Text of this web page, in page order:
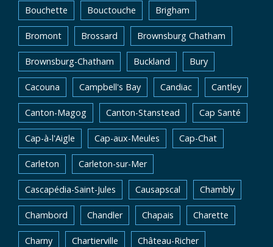
Bouchette Bouctouche Brigham
Bromont Brossard Brownsburg Chatham
Brownsburg-Chatham Buckland Bury
Cacouna Campbell's Bay Candiac Cantley
Canton-Magog Canton-Stanstead Cap Santé
Cap-à-l'Aigle Cap-aux-Meules Cap-Chat
Carleton Carleton-sur-Mer
Cascapédia-Saint-Jules Causapscal Chambly
Chambord Chandler Chapais Charette
Charny Chartierville Château-Richer